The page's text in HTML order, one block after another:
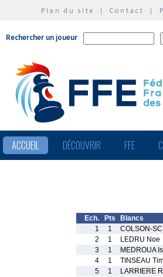
Plan du site | Contact |
Rechercher un joueur
ACCUEIL DÉCOUVRIR FFE
Ech. Pts
Blancs
1
1
COLSON-
2
1
LEDRU Noe
3
1
MEDROUA
4
1
TINSEAU
5
1
LARRIERE